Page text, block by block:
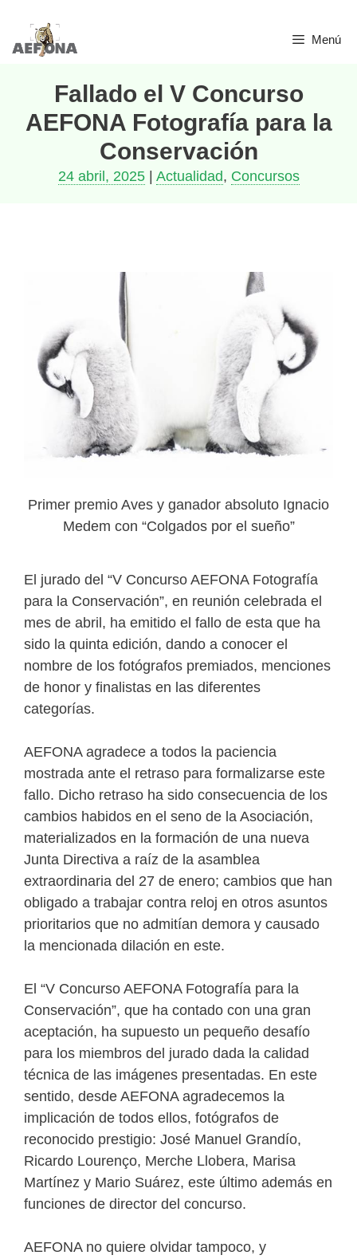
Menú
Fallado el V Concurso
AEFONA Fotografía para la
Conservación
24 abril, 2025| Actualidad, Concursos
Primer premio Aves y ganador absoluto Ignacio
Medem con “Colgados por el sueño”
El jurado del “V Concurso AEFONA Fotografía
para la Conservación”, en reunión celebrada el
mes de abril, ha emitido el fallo de esta que ha
sido la quinta edición, dando a conocer el
nombre de los fotógrafos premiados, menciones
de honor y finalistas en las diferentes
categorías.
AEFONA agradece a todos la paciencia
mostrada ante el retraso para formalizarse este
fallo. Dicho retraso ha sido consecuencia de los
cambios habidos en el seno de la Asociación,
materializados en la formación de una nueva
Junta Directiva a raíz de la asamblea
extraordinaria del 27 de enero; cambios que han
obligado a trabajar contra reloj en otros asuntos
prioritarios que no admitían demora y causado
la mencionada dilación en este.
El “V Concurso AEFONA Fotografía para la
Conservación”, que ha contado con una gran
aceptación, ha supuesto un pequeño desafío
para los miembros del jurado dada la calidad
técnica de las imágenes presentadas. En este
sentido, desde AEFONA agradecemos la
implicación de todos ellos, fotógrafos de
reconocido prestigio: José Manuel Grandío,
Ricardo Lourenço, Merche Llobera, Marisa
Martínez y Mario Suárez, este último además en
funciones de director del concurso.
AEFONA no quiere olvidar tampoco, y